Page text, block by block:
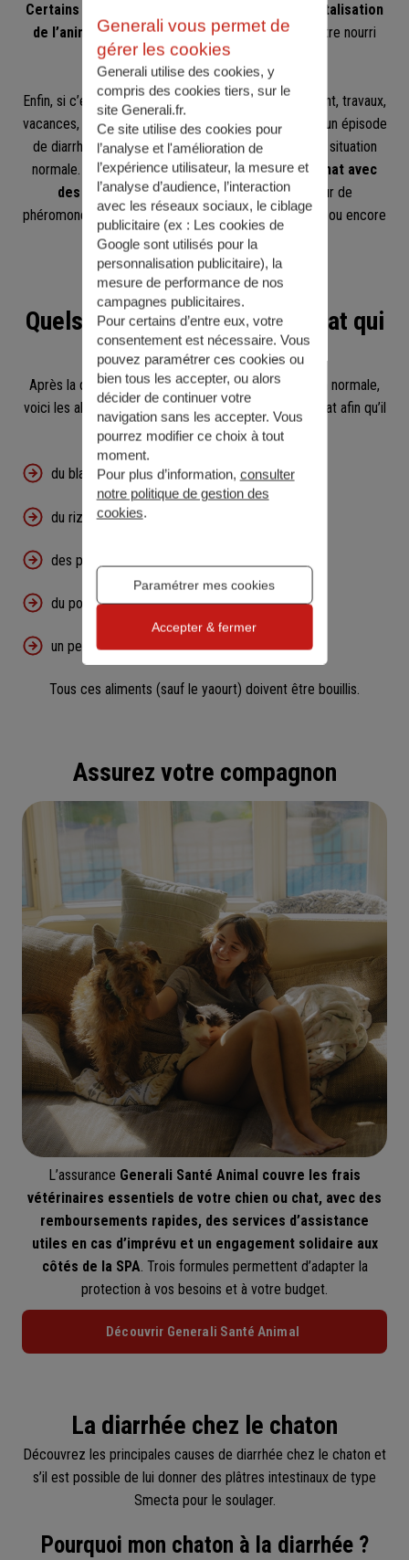
Certains cas plus graves nécessitent une hospitalisation
de l’animalafin qu’il puisse recevoir des soins et être nourri
sous perfusion.
Enfin, si c’est un événement inhabituel (déménagement, travaux,
vacances, etc.) qui a stressé votre chat et provoqué un épisode
de diarrhée, commencez par l’aider à retrouver une situation
normale. Ensuite,n’hésitez pas à apaiser votre chat avec
des solutions anti-stresscomme un diffuseur de
phéromones ou un spray apaisant, des fleurs de bach ou encore
des croquettes anti-stress.
Quels aliments donner à un chat qui
a la diarrhée ?
Après la diète et avant de lui fournir une alimentation normale,
voici les aliments que vous pouvez donner à votre chat afin qu’il
reprenne des forces :
du blanc de poulet non salé et non épicé,
du riz blanc,
des pommes de terre,
du poisson blanc,
un peu de yaourt nature pour les probiotiques.
Tous ces aliments (sauf le yaourt) doivent être bouillis.
Assurez votre compagnon
L’assurance Generali Santé Animal couvre les frais
vétérinaires essentiels de votre chien ou chat, avec des
remboursements rapides, des services d’assistance
utiles en cas d’imprévu et un engagement solidaire aux
côtés de la SPA. Trois formules permettent d’adapter la
protection à vos besoins et à votre budget.
Découvrir Generali Santé Animal
La diarrhée chez le chaton
Découvrez les principales causes de diarrhée chez le chaton et
s’il est possible de lui donner des plâtres intestinaux de type
Smecta pour le soulager.
Pourquoi mon chaton à la diarrhée ?
Generali vous permet de
gérer les cookies
Generali utilise des cookies, y
compris des cookies tiers, sur le
site Generali.fr.
Ce site utilise des cookies pour
l’analyse et l'amélioration de
l’expérience utilisateur, la mesure et
l’analyse d’audience, l’interaction
avec les réseaux sociaux, le ciblage
publicitaire (ex : Les cookies de
Google sont utilisés pour la
personnalisation publicitaire), la
mesure de performance de nos
campagnes publicitaires.
Pour certains d’entre eux, votre
consentement est nécessaire. Vous
pouvez paramétrer ces cookies ou
bien tous les accepter, ou alors
décider de continuer votre
navigation sans les accepter. Vous
pourrez modifier ce choix à tout
moment.
Pour plus d’information, consulter
notre politique de gestion des
cookies.
Paramétrer mes cookies
Accepter & fermer